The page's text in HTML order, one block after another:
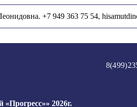
+7 949 363 75 54,
2026г.